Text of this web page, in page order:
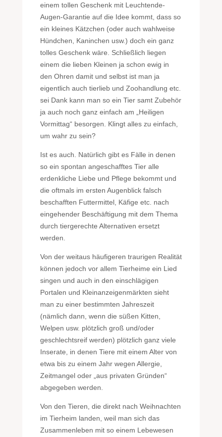
einem tollen Geschenk mit Leuchtende-
Augen-Garantie auf die Idee kommt, dass so
ein kleines Kätzchen (oder auch wahlweise
Hündchen, Kaninchen usw.) doch ein ganz
tolles Geschenk wäre. Schließlich liegen
einem die lieben Kleinen ja schon ewig in
den Ohren damit und selbst ist man ja
eigentlich auch tierlieb und Zoohandlung etc.
sei Dank kann man so ein Tier samt Zubehör
ja auch noch ganz einfach am „Heiligen
Vormittag“ besorgen. Klingt alles zu einfach,
um wahr zu sein?
Ist es auch. Natürlich gibt es Fälle in denen
so ein spontan angeschafftes Tier alle
erdenkliche Liebe und Pflege bekommt und
die oftmals im ersten Augenblick falsch
beschafften Futtermittel, Käfige etc. nach
eingehender Beschäftigung mit dem Thema
durch tiergerechte Alternativen ersetzt
werden.
Von der weitaus häufigeren traurigen Realität
können jedoch vor allem Tierheime ein Lied
singen und auch in den einschlägigen
Portalen und Kleinanzeigenmärkten sieht
man zu einer bestimmten Jahreszeit
(nämlich dann, wenn die süßen Kitten,
Welpen usw. plötzlich groß und/oder
geschlechtsreif werden) plötzlich ganz viele
Inserate, in denen Tiere mit einem Alter von
etwa bis zu einem Jahr wegen Allergie,
Zeitmangel oder „aus privaten Gründen“
abgegeben werden.
Von den Tieren, die direkt nach Weihnachten
im Tierheim landen, weil man sich das
Zusammenleben mit so einem Lebewesen